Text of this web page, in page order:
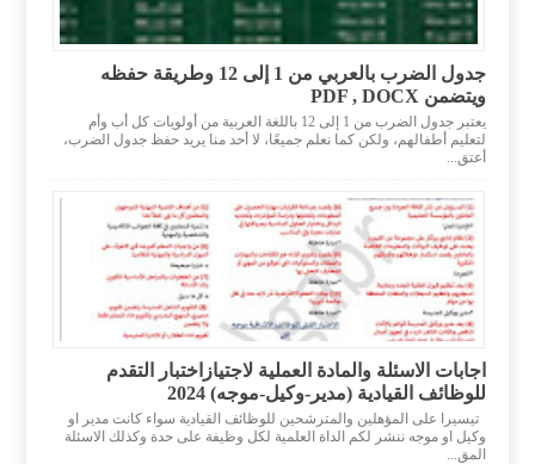
جدول الضرب بالعربي من 1 إلى 12 وطريقة حفظه
ويتضمن PDF , DOCX
يعتبر جدول الضرب من 1 إلى 12 باللغة العربية من أولويات كل أب وأم
لتعليم أطفالهم، ولكن كما نعلم جميعًا، لا أحد منا يريد حفظ جدول الضرب،
أعتق...
اجابات الاسئلة والمادة العملية لاجتيازاختبار التقدم
للوظائف القيادية (مدير-وكيل-موجه) 2024
تيسيرا على المؤهلين والمترشحين للوظائف القيادية سواء كانت مدير او
وكيل او موجه ننشر لكم الداة العلمية لكل وظيفة على حدة وكذلك الاسئلة
المق...